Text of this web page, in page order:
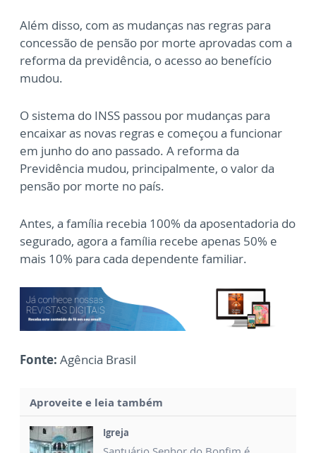
Além disso, com as mudanças nas regras para
concessão de pensão por morte aprovadas com a
reforma da previdência, o acesso ao benefício
mudou.
O sistema do INSS passou por mudanças para
encaixar as novas regras e começou a funcionar
em junho do ano passado. A reforma da
Previdência mudou, principalmente, o valor da
pensão por morte no país.
Antes, a família recebia 100% da aposentadoria do
segurado, agora a família recebe apenas 50% e
mais 10% para cada dependente familiar.
Fonte: Agência Brasil
Aproveite e leia também
Igreja